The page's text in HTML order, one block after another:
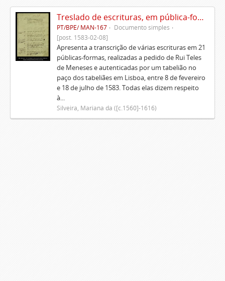
Treslado de escrituras, em pública-forma, de Rui Teles de Meneses
PT/BPE/ MAN-167
Documento simples
[post. 1583-02-08]
Apresenta a transcrição de várias escrituras em 21
públicas-formas, realizadas a pedido de Rui Teles
de Meneses e autenticadas por um tabelião no
paço dos tabeliães em Lisboa, entre 8 de fevereiro
e 18 de julho de 1583. Todas elas dizem respeito
à...
Silveira, Mariana da ([c.1560]-1616)